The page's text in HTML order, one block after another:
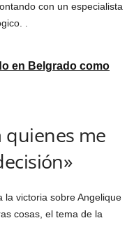
con un especialista
.
en Belgrado como
quienes me
la victoria sobre Angelique
cosas, el tema de la